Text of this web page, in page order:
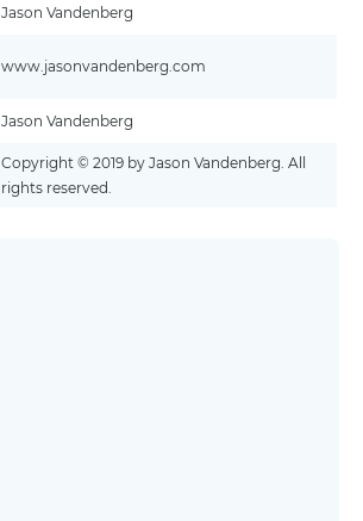
Jason Vandenberg
www.jasonvandenberg.com
Jason Vandenberg
Copyright © 2019 by Jason Vandenberg. All
rights reserved.